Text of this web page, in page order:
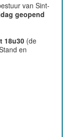
van Sint-
geopend
18u30 (de
en